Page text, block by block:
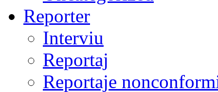
Reporter
Interviu
Reportaj
Reportaje